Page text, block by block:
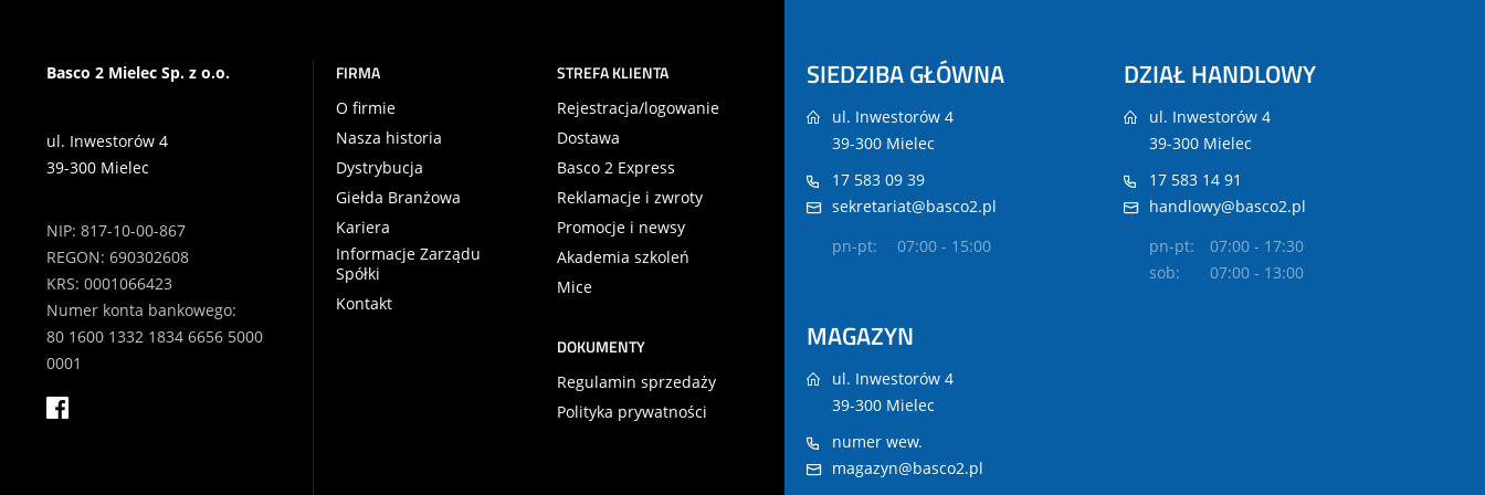
Basco 2 Mielec Sp. z o.o.
ul. Inwestorów 4
39-300 Mielec
NIP: 817-10-00-867
REGON: 690302608
KRS: 0001066423
Numer konta bankowego:
80 1600 1332 1834 6656 5000
0001
FIRMA
O firmie
Nasza historia
Dystrybucja
Giełda Branżowa
Kariera
Informacje Zarządu
Spółki
Kontakt
STREFA KLIENTA
Rejestracja/logowanie
Dostawa
Basco 2 Express
Reklamacje i zwroty
Promocje i newsy
Akademia szkoleń
Mice
DOKUMENTY
Regulamin sprzedaży
Polityka prywatności
SIEDZIBA GŁÓWNA
ul. Inwestorów 4
39-300 Mielec
17 583 09 39
sekretariat@basco2.pl
pn-pt:
07:00 - 15:00
DZIAŁ HANDLOWY
ul. Inwestorów 4
39-300 Mielec
17 583 14 91
handlowy@basco2.pl
pn-pt:
07:00 - 17:30
sob:
07:00 - 13:00
MAGAZYN
ul. Inwestorów 4
39-300 Mielec
numer wew.
magazyn@basco2.pl